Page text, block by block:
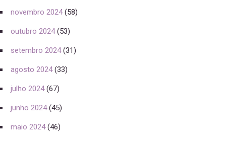
novembro 2024(58)
outubro 2024(53)
setembro 2024(31)
agosto 2024(33)
julho 2024(67)
junho 2024(45)
maio 2024(46)